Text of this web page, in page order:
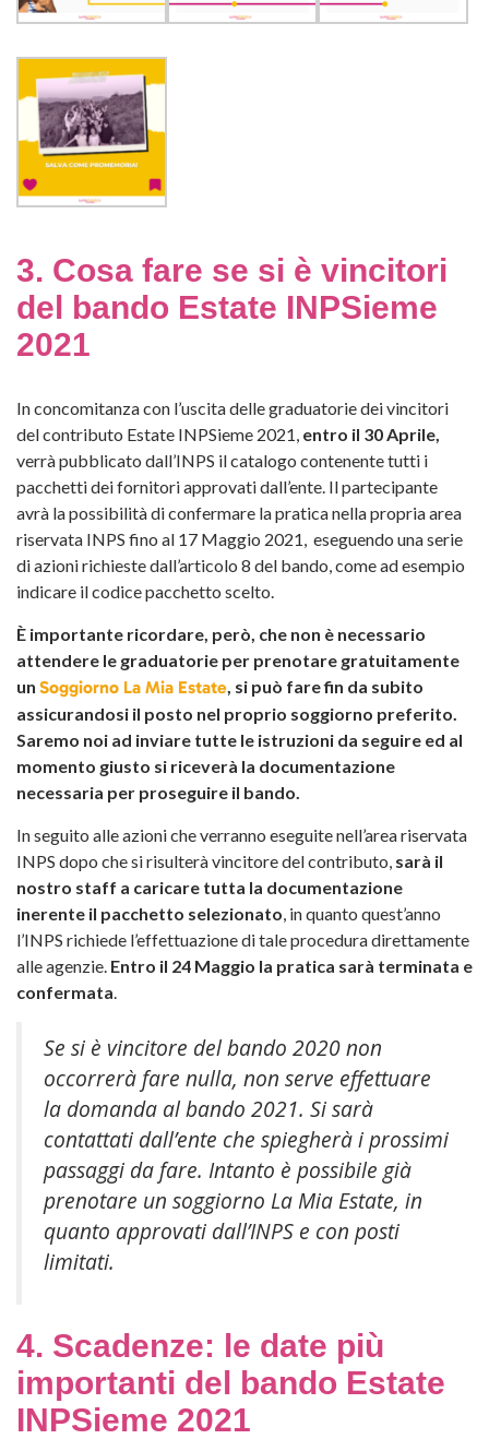
3. Cosa fare se si è vincitori
del bando Estate INPSieme
2021
In concomitanza con l’uscita delle graduatorie dei vincitori
del contributo Estate INPSieme 2021, entro il 30 Aprile,
verrà pubblicato dall’INPS ilcatalogo contenente tutti i
pacchetti dei fornitori approvati dall’ente. Il partecipante
avrà la possibilità di confermare la pratica nella propria area
riservata INPS fino al 17 Maggio 2021, eseguendo una serie
di azioni richieste dall’articolo 8 del bando, come ad esempio
indicare il codice pacchetto scelto.
È importante ricordare, però, che non è necessario
attendere le graduatorie per prenotare gratuitamente
un Soggiorno La Mia Estate , si può fare fin da subito
assicurandosi il posto nel proprio soggiorno preferito.
Saremo noi ad inviare tutte le istruzioni da seguire ed al
momento giusto si riceverà la documentazione
necessaria per proseguire il bando.
In seguito alle azioni che verranno eseguite nell’area riservata
INPS dopo che si risulterà vincitore del contributo, sarà il
nostro staff a caricare tutta la documentazione
inerente il pacchetto selezionato , in quanto quest’anno
l’INPS richiede l’effettuazione di tale procedura direttamente
alle agenzie. Entro il 24 Maggio la pratica sarà terminata e
confermata
Se si è vincitore del bando 2020 non
occorrerà fare nulla, non serve effettuare
la domanda al bando 2021. Si sarà
contattati dall’ente che spiegherà i prossimi
passaggi da fare. Intanto è possibile già
prenotare un soggiorno La Mia Estate, in
quanto approvati dall’INPS e con posti
limitati.
4. Scadenze: le date più
importanti del bando Estate
INPSieme 2021